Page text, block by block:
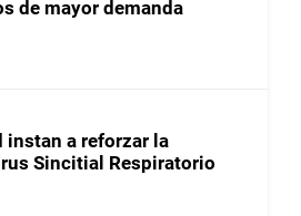
de mayor demanda
instan a reforzar la
Sincitial Respiratorio